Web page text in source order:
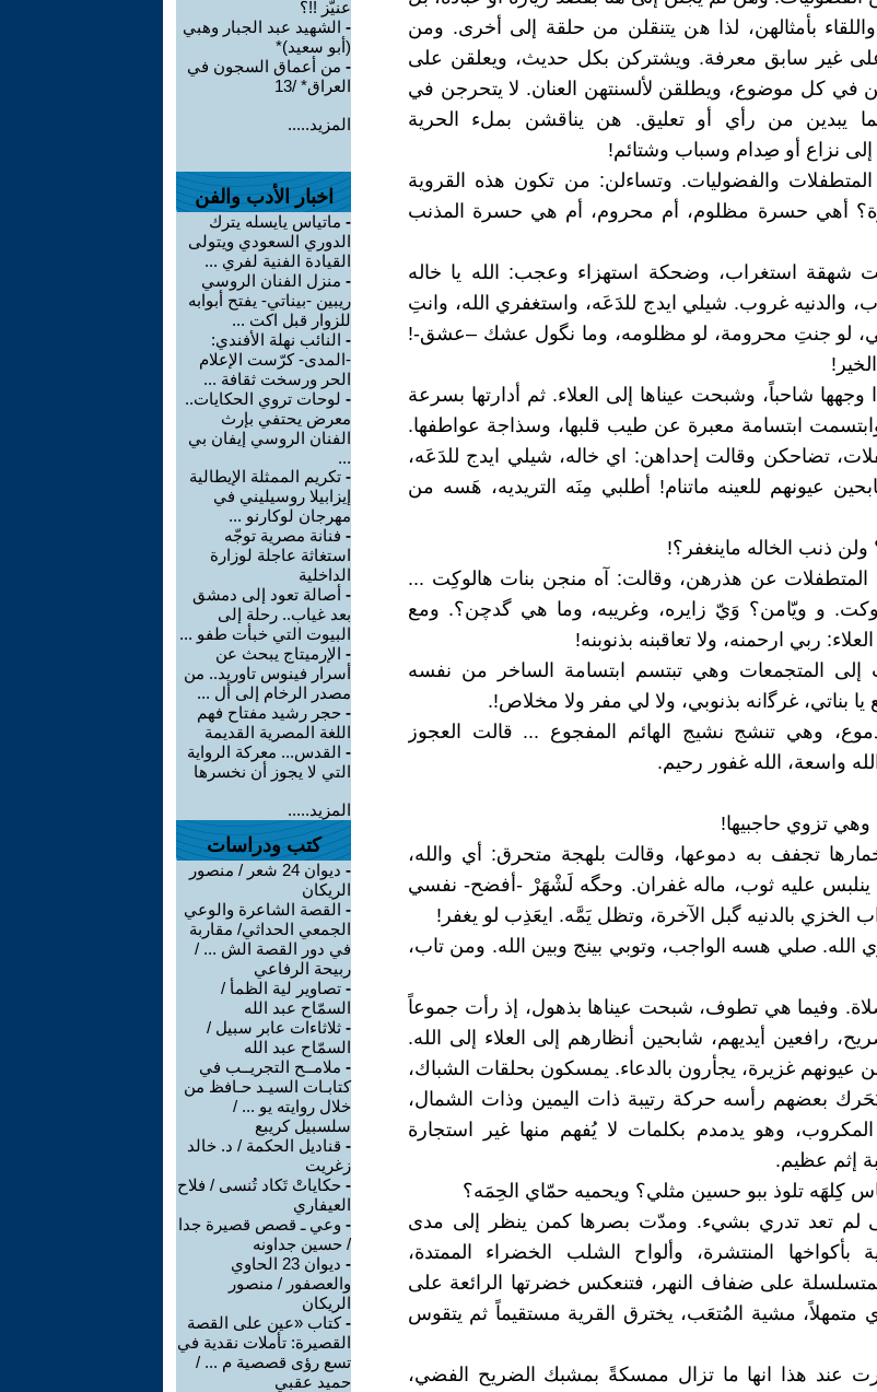
واللقاء بأمثالهن، لذا هن يتنقلن من حلقة إلى أخرى. ومن
غير سابق معرفة. ويشتركن بكل حديث، ويعلقن على
في كل موضوع، ويطلقن لألسنتهن العنان. لا يتحرجن في
فيما يبدين من رأي أو تعليق. هن يناقشن بملء الحرية
نزاع أو صِدام وسباب وشتائم!
والفضوليات. وتساءلن: من تكون هذه القروية
أهي حسرة مظلوم، أم محروم، أم هي حسرة المذنب
شهقة استغراب، وضحكة استهزاء وعجب: الله يا خاله
والدنيه غروب. شيلي ايدج للدَعَه، واستغفري الله، وانتِ
لو جنتِ محرومة، لو مظلومه، وما نگول عشك –عشق-!
وجهها شاحباً، وشبحت عيناها إلى العلاء. ثم أدارتها بسرعة
ابتسامة معبرة عن طيب قلبها، وسذاجة عواطفها.
تضاحكن وقالت إحداهن: اي خاله، شيلي ايدج للدَعَه،
عيونهم للعينه ماتنام! أطلبي مِنَه التريديه، هَسه من
ذنب الخاله ماينغفر؟!
المتطفلات عن هذرهن، وقالت: آه منجن بنات هالوكِت ...
وكت. و ويّامن؟ وَيّ زايره، وغريبه، وما هي گدچن؟. ومع
ربي ارحمنه، ولا تعاقبنه بذنوبنه!
إلى المتجمعات وهي تبتسم ابتسامة الساخر من نفسه
يا بناتي، غرﮔانه بذنوبي، ولا لي مفر ولا مخلاص!.
وهي تنشج نشيج الهائم المفجوع ... قالت العجوز
واسعة، الله غفور رحيم.
وهي تزوي حاجبيها!
تجفف به دموعها، وقالت بلهجة متحرق: أي والله،
ينلبس عليه ثوب، ماله غفران. وحگه لَشْهَرْ -أفضح- نفسي
الخزي بالدنيه گبل الآخرة، وتظل يَمَّه. ايعَذِب لو يغفر!
الله. صلي هسه الواجب، وتوبي بينج وبين الله. ومن تاب،
وفيما هي تطوف، شبحت عيناها بذهول، إذ رأت جموعاً
رافعين أيديهم، شابحين أنظارهم إلى العلاء إلى الله.
عيونهم غزيرة، يجأرون بالدعاء. يمسكون بحلقات الشباك،
بعضهم رأسه حركة رتيبة ذات اليمين وذات الشمال،
وهو يدمدم بكلمات لا يُفهم منها غير استجارة
إثم عظيم.
كِلهَه تلوذ ببو حسين مثلي؟ ويحميه حمّاي الحِمَه؟
لم تعد تدري بشيء. ومدّت بصرها كمن ينظر إلى مدى
بأكواخها المنتشرة، وألواح الشلب الخضراء الممتدة،
على ضفاف النهر، فتنعكس خضرتها الرائعة على
متمهلاً، مشية المُتعَب، يخترق القرية مستقيماً ثم يتقوس
عند هذا انها ما تزال ممسكةً بمشبك الضريح الفضي،
عنيّز !!؟
- الشهيد عبد الجبار وهبي
(أبو سعيد)*
- من أعماق السجون في
العراق* /13
المزيد.....
اخبار الأدب والفن
- ماتياس يايسله يترك
الدوري السعودي ويتولى
القيادة الفنية لفري ...
- منزل الفنان الروسي
ريبين -بيناتي- يفتح أبوابه
للزوار قبل اكت ...
- النائب نهلة الأفندي:
-المدى- كرّست الإعلام
الحر ورسخت ثقافة ...
- لوحات تروي الحكايات..
معرض يحتفي بإرث
الفنان الروسي إيفان بي
...
- تكريم الممثلة الإيطالية
إيزابيلا روسيليني في
مهرجان لوكارنو ...
- فنانة مصرية توجّه
استغاثة عاجلة لوزارة
الداخلية
- أصالة تعود إلى دمشق
بعد غياب.. رحلة إلى
البيوت التي خبأت طفو ...
- الإرميتاج يبحث عن
أسرار فينوس تاوريد.. من
مصدر الرخام إلى أل ...
- حجر رشيد مفتاح فهم
اللغة المصرية القديمة
- القدس... معركة الرواية
التي لا يجوز أن نخسرها
المزيد.....
كتب ودراسات
-
ديوان 24 شعر / منصور
الريكان
- القصة الشاعرة والوعي
الجمعي الحداثي/ مقاربة
في دور القصة الش ... /
ربيحة الرفاعي
- تصاوير لية الظمأ /
السمّاح عبد الله
- ثلاثاءات عابر سبيل /
السمّاح عبد الله
- ملامــح التجريــب في
كتابـات السيـد حـافظ من
خلال روايته يو ... /
سلسبيل كريبع
- قناديل الحكمة / د. خالد
زغريت
- حكاياتْ تَكاد تُنسى / فلاح
العيفاري
- وعي ـ قصص قصيرة جدا
/ حسين جداونه
-
ديوان 23 الحاوي
والعصفور / منصور
الريكان
-كتاب «عين على القصة
القصيرة: تأملات نقدية في
تسع رؤى قصصية م ... /
حميد عقبي